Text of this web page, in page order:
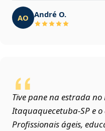
AO André O.
Tive pane na estrada
Itaquaquecetuba‑SP e
Profissionais ágeis,